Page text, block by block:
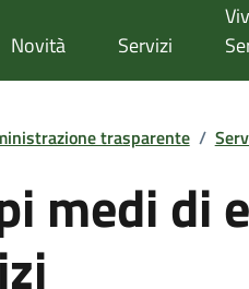
Novità Servizi
trasparente /
medi di